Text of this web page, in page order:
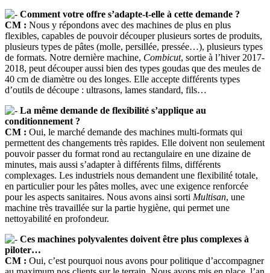
Comment votre offre s’adapte-t-elle à cette demande ?
CM : Nous y répondons avec des machines de plus en plus
flexibles, capables de pouvoir découper plusieurs sortes de produits,
plusieurs types de pâtes (molle, persillée, pressée…), plusieurs types
de formats. Notre dernière machine, Combicut, sortie à l’hiver 2017-
2018, peut découper aussi bien des types goudas que des meules de
40 cm de diamètre ou des longes. Elle accepte différents types
d’outils de découpe : ultrasons, lames standard, fils…
La même demande de flexibilité s’applique au
conditionnement ?
CM : Oui, le marché demande des machines multi-formats qui
permettent des changements très rapides. Elle doivent non seulement
pouvoir passer du format rond au rectangulaire en une dizaine de
minutes, mais aussi s’adapter à différents films, différents
complexages. Les industriels nous demandent une flexibilité totale,
en particulier pour les pâtes molles, avec une exigence renforcée
pour les aspects sanitaires. Nous avons ainsi sorti Multisan, une
machine très travaillée sur la partie hygiène, qui permet une
nettoyabilité en profondeur.
Ces machines polyvalentes doivent être plus complexes à
piloter…
CM : Oui, c’est pourquoi nous avons pour politique d’accompagner